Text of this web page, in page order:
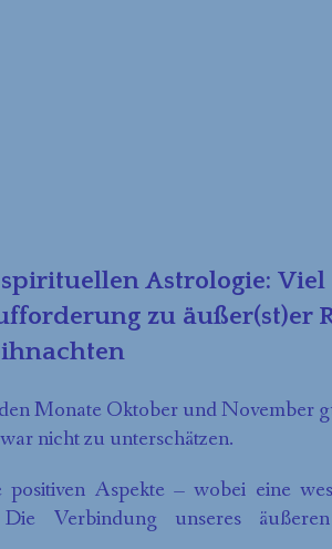
Astrologie: Viel
zu äußer(st)er
Monate Oktober und November
nicht zu unterschätzen.
Aspekte – wobei eine
Verbindung unseres